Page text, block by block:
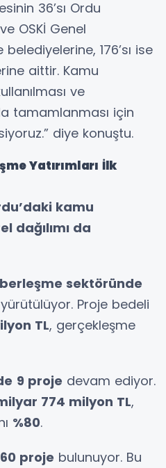
36’sı Ordu
OSKİ Genel
176’sı ise
aittir. Kamu
ve
tamamlanması için
diye konuştu.
Yatırımları İlk
kamu
dağılımı da
sektöründe
yürütülüyor. Proje bedeli
TL, gerçekleşme
9 proje devam ediyor.
774 milyon TL,
%80.
60 proje bulunuyor. Bu